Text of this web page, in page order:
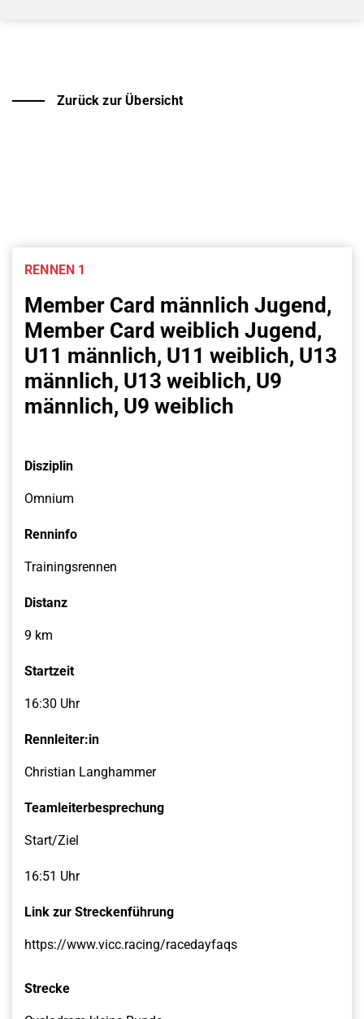
Zurück zur Übersicht
RENNEN 1
Member Card männlich Jugend,
Member Card weiblich Jugend,
U11 männlich, U11 weiblich, U13
männlich, U13 weiblich, U9
männlich, U9 weiblich
Disziplin
Omnium
Renninfo
Trainingsrennen
Distanz
9 km
Startzeit
16:30 Uhr
Rennleiter:in
Christian Langhammer
Teamleiterbesprechung
Start/Ziel
16:51 Uhr
Link zur Streckenführung
https://www.vicc.racing/racedayfaqs
Strecke